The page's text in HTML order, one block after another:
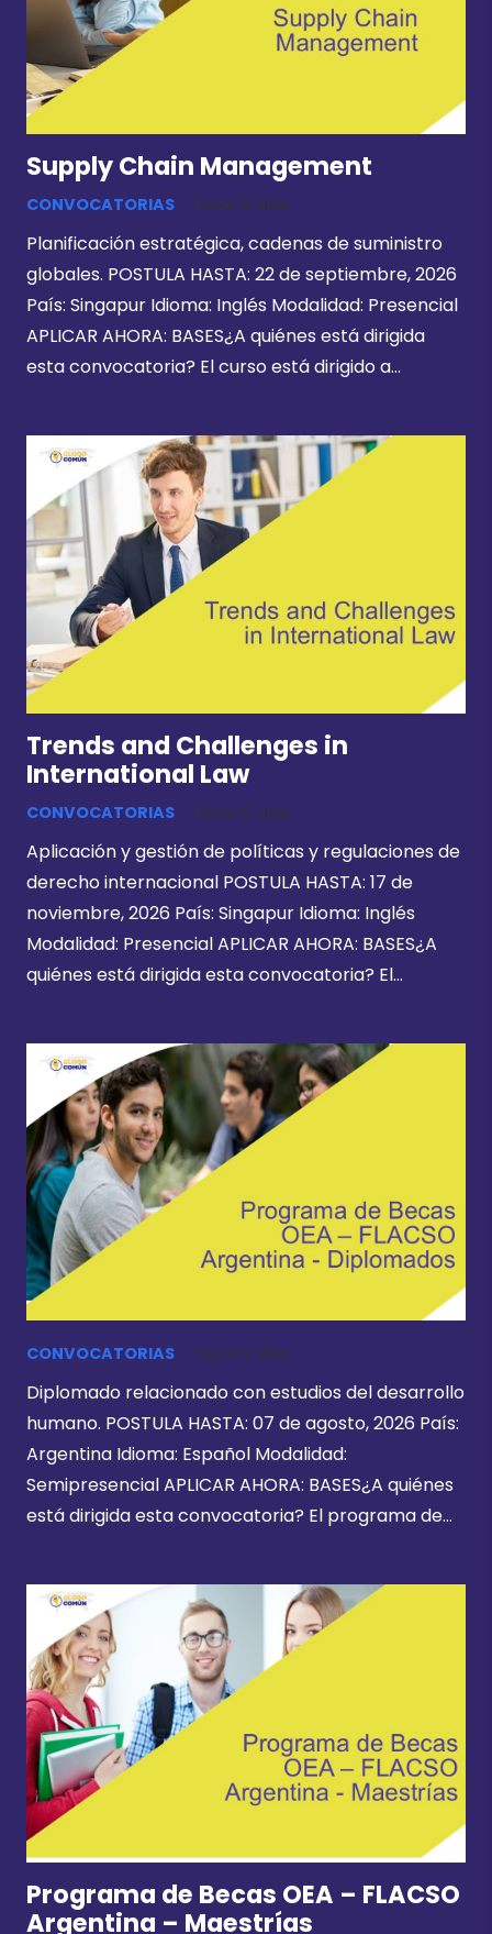
Supply Chain Management
CONVOCATORIAS hace 6 días
Planificación estratégica, cadenas de suministro
globales. POSTULA HASTA: 22 de septiembre, 2026
País: Singapur Idioma: Inglés Modalidad: Presencial
APLICAR AHORA: BASES¿A quiénes está dirigida
esta convocatoria? El curso está dirigido a…
Trends and Challenges in
International Law
CONVOCATORIAS hace 6 días
Aplicación y gestión de políticas y regulaciones de
derecho internacional POSTULA HASTA: 17 de
noviembre, 2026 País: Singapur Idioma: Inglés
Modalidad: Presencial APLICAR AHORA: BASES¿A
quiénes está dirigida esta convocatoria? El…
CONVOCATORIAS hace 6 días
Diplomado relacionado con estudios del desarrollo
humano. POSTULA HASTA: 07 de agosto, 2026 País:
Argentina Idioma: Español Modalidad:
Semipresencial APLICAR AHORA: BASES¿A quiénes
está dirigida esta convocatoria? El programa de…
Programa de Becas OEA – FLACSO
Argentina – Maestrías